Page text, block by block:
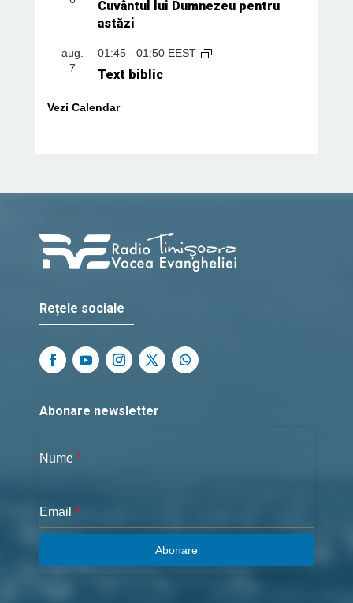
Cuvântul lui Dumnezeu pentru
astăzi
aug.
7
01:45- 01:50 EEST
Text biblic
Vezi Calendar
Rețele sociale
Abonare newsletter
Nume *
Email *
Abonare